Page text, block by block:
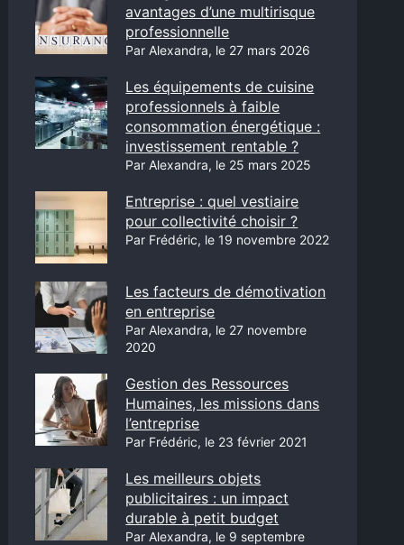
avantages d’une multirisque
professionnelle
Par Alexandra, le 27 mars 2026
Les équipements de cuisine
professionnels à faible
consommation énergétique :
investissement rentable ?
Par Alexandra, le 25 mars 2025
Entreprise : quel vestiaire
pour collectivité choisir ?
Par Frédéric, le 19 novembre 2022
Les facteurs de démotivation
en entreprise
Par Alexandra, le 27 novembre
2020
Gestion des Ressources
Humaines, les missions dans
l’entreprise
Par Frédéric, le 23 février 2021
Les meilleurs objets
publicitaires : un impact
durable à petit budget
Par Alexandra, le 9 septembre